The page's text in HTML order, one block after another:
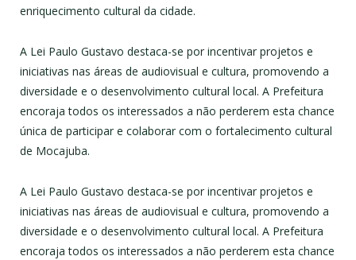
enriquecimento cultural da cidade.
A Lei Paulo Gustavo destaca-se por incentivar projetos e
iniciativas nas áreas de audiovisual e cultura, promovendo a
diversidade e o desenvolvimento cultural local. A Prefeitura
encoraja todos os interessados a não perderem esta chance
única de participar e colaborar com o fortalecimento cultural
de Mocajuba.
A Lei Paulo Gustavo destaca-se por incentivar projetos e
iniciativas nas áreas de audiovisual e cultura, promovendo a
diversidade e o desenvolvimento cultural local. A Prefeitura
encoraja todos os interessados a não perderem esta chance